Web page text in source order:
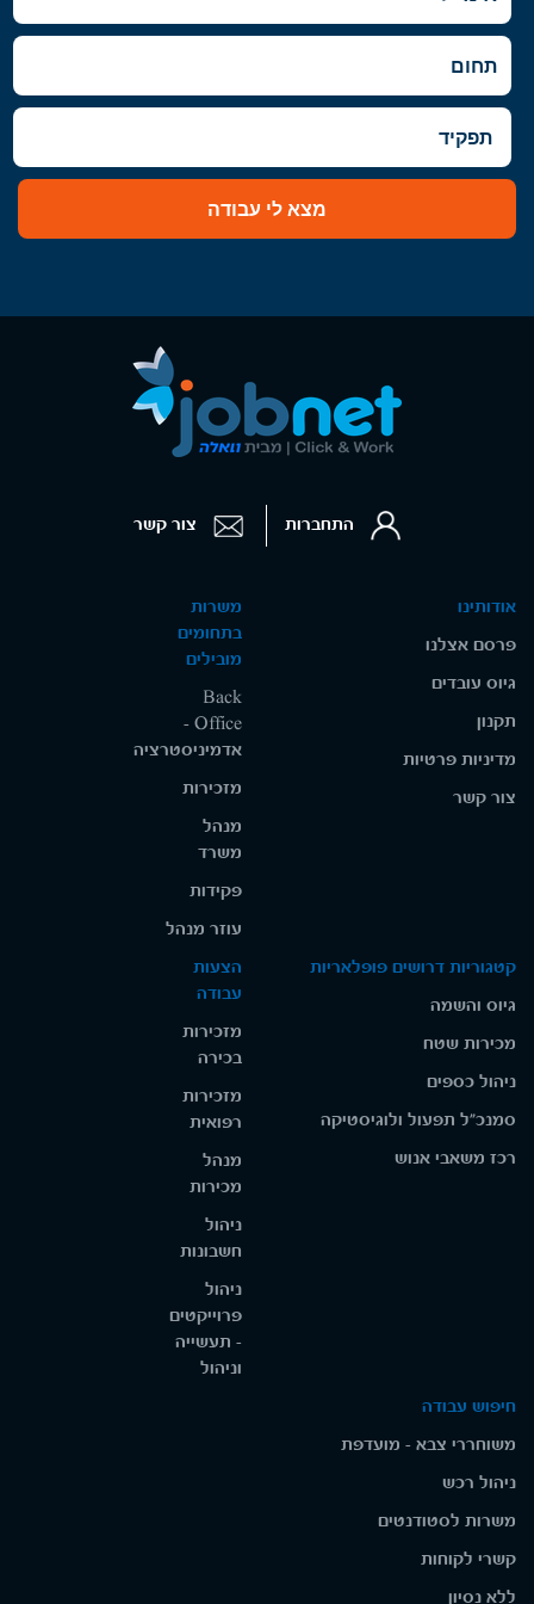
העבודה בראש העין.
- רעננה, כפר סבא והוד השרון, ראש
מצא לי עבודה
אודותינו
פרסם אצלנו
גיוס עובדים
תקנון
מדיניות פרטיות
צור קשר
משרות
בתחומים
מובילים
Back
Office -
אדמיניסטרציה
מזכירות
מנהל
משרד
פקידות
עוזר מנהל
קטגוריות דרושים פופלאריות
גיוס והשמה
מכירות שטח
ניהול כספים
סמנכ"ל תפעול ולוגיסטיקה
רכז משאבי אנוש
הצעות
עבודה
מזכירות
בכירה
מזכירות
רפואית
מנהל
מכירות
ניהול
חשבונות
ניהול
פרוייקטים
- תעשייה
וניהול
חיפוש עבודה
משוחררי צבא - מועדפת
ניהול רכש
משרות לסטודנטים
קשרי לקוחות
ללא נסיון